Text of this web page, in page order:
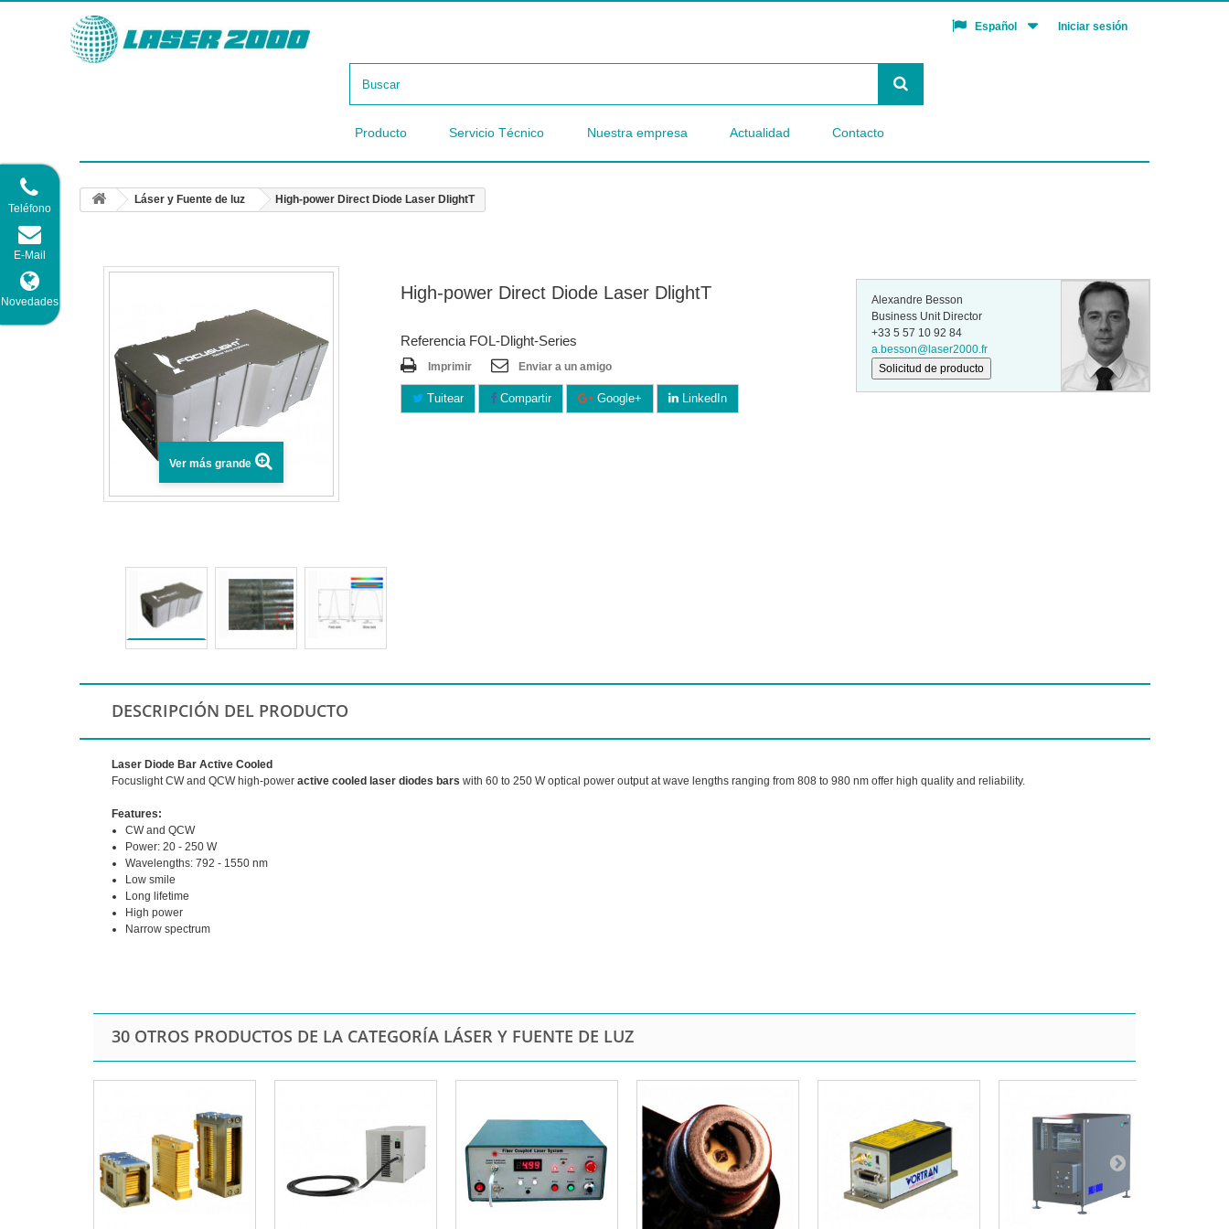
Iniciar sesión
Español
Producto Servicio Técnico Nuestra empresa Actualidad Contacto
Teléfono
E-Mail
Novedades
Láser y Fuente de luz High-power Direct Diode Laser DlightT
Ver más grande
High-power Direct Diode Laser DlightT
Referencia FOL-Dlight-Series
Imprimir Enviar a un amigo
Tuitear Compartir Google+ LinkedIn
Alexandre Besson
Business Unit Director
+33 5 57 10 92 84
a.besson@laser2000.fr
Solicitud de producto
DESCRIPCIÓN DEL PRODUCTO
Laser Diode Bar Active Cooled
Focuslight CW and QCW high-power active cooled laser diodes bars with 60 to 250 W optical power output at wave lengths ranging from 808 to 980 nm offer high quality and reliability.
Features:
CW and QCW
Power: 20 - 250 W
Wavelengths: 792 - 1550 nm
Low smile
Long lifetime
High power
Narrow spectrum
30 OTROS PRODUCTOS DE LA CATEGORÍA LÁSER Y FUENTE DE LUZ